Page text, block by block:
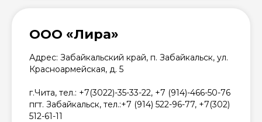
ООО «Лира»
Адрес: Забайкальский край, п. Забайкальск, ул.
Красноармейская, д. 5
г.Чита, тел.: +7(3022)-35-33-22, +7 (914)-466-50-76
пгт. Забайкальск, тел.:+7 (914) 522-96-77, +7(302)
512-61-11